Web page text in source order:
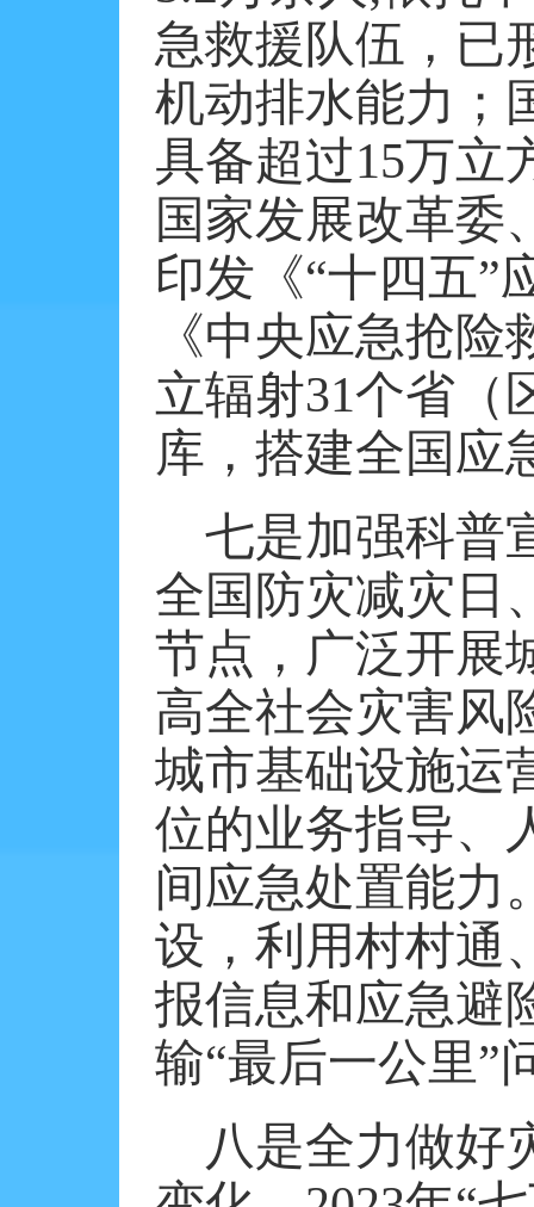
急救援队伍，已
机动排水能力；
具备超过15万立
国家发展改革委
印发《“十四五”
《中央应急抢
立辐射31个省（
库，搭建全国应
七是加强科普
全国防灾减灾日
节点，广泛开展
高全社会灾害风
城市基础设施运
位的业务指导、
间应急处置能力
设，利用村村通
报信息和应急避
输“最后一公里”
八是全力做好